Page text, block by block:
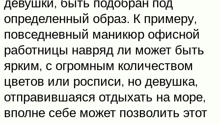
определенный образ. К примеру,
повседневный маникюр офисной
работницы навряд ли может быть
ярким, с огромным количеством
цветов или росписи, но девушка,
отправившаяся отдыхать на море,
вполне себе может позволить этот